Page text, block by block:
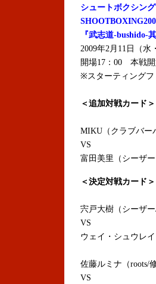
シュートボクシン
『武志道-bushido-
2009年2月11日（
開場17：00 本戦開
※スターティングフ
＜追加対戦カード＞
MIKU（クラブバー
VS
富田美里（シーザ
＜決定対戦カード＞
宍戸大樹（シーザ
VS
ウェイ・シュウレ
佐藤ルミナ（roots/
VS